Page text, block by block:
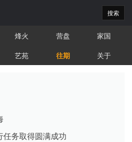
搜索
烽火 营盘
家国
艺苑 往期 关于
务取得圆满成功